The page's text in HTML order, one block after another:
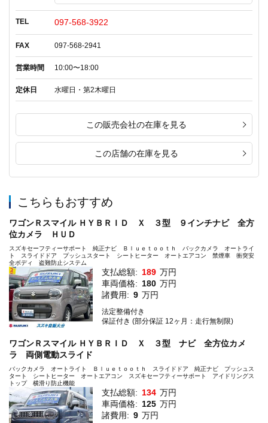
TEL 097-568-3922
FAX 097-568-2941
営業時間 10:00〜18:00
定休日 水曜日・第2木曜日
この販売会社の在庫を見る
この店舗の在庫を見る
こちらもおすすめ
ワゴンＲスマイル ＨＹＢＲＩＤ Ｘ ３型 ９インチナビ 全方
位カメラ ＨＵＤ
スズキセーフティーサポート 純正ナビ Ｂｌｕｅｔｏｏｔｈ バックカメラ オートライ
ト スライドドア プッシュスタート シートヒーター オートエアコン 禁煙車 衝突安
全ボディ 盗難防止システム
支払総額: 189 万円
車両価格: 180 万円
諸費用: 9 万円
法定整備付き
保証付き (部分保証 12ヶ月：走行無制限)
ワゴンＲスマイル ＨＹＢＲＩＤ Ｘ ３型 ナビ 全方位カメ
ラ 両側電動スライド
バックカメラ オートライト Ｂｌｕｅｔｏｏｔｈ スライドドア 純正ナビ プッシュス
タート シートヒーター オートエアコン スズキセーフティーサポート アイドリングス
トップ 横滑り防止機能
支払総額: 134 万円
車両価格: 125 万円
諸費用: 9 万円